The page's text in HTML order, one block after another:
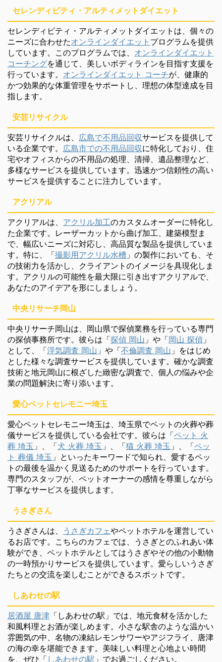
セレンディピティ・アルティメットダイエット
セレンディピティ・アルティメットダイエットは、個々の
ニーズに合わせたオンラインダイエット プログラムを提供
しています。このプログラムでは、 オンラインダイエット
コーチングを通じて、美しいボディラインを目指す支援を
行っています。 オンラインダイエット コーチが、健康的
かつ効果的な体重管理をサポートし、理想の体型達成を目
指します。
安芸リサイクル
安芸リサイクルは、 広島で不用品回収サービスを提供して
いる企業です。 広島市での不用品回収に特化しており、住
宅やオフィスからの不用品の処理、清掃、遺品整理など、
多様なサービスを提供しています。迅速かつ信頼性の高い
サービスを提供することに注力しています。
アクリアル
アクリアルは、 アクリル加工のカスタムオーダーに特化し
た企業です。レーザーカットから曲げ加工、建築模型ま
で、幅広いニーズに対応し、高品質な製品を提供していま
す。特に、「撮影用アクリル水槽 」の製作においても、そ
の技術力を活かし、クライアントのイメージを具現化しま
す。アクリルの可能性を最大限に引き出すアクリアルで、
あなたのアイデアを形にしましょう。
中央リサーチ岡山
中央リサーチ岡山は、岡山県で探偵業務を行っている専門
の探偵事務所です。彼らは「探偵 岡山 」や「岡山 探偵 」
として、「浮気調査 岡山 」や「不倫調査 岡山 」をはじめ
とした様々な調査サービスを提供しています。確かな調査
技術と地元岡山に根ざした緻密な調査で、個人の悩みや企
業の問題解決に寄り添います。
愛心ペットセレモニー埼玉
愛心ペットセレモニー埼玉は、埼玉県でペットの火葬や葬
儀サービスを提供している会社です。彼らは「ペット 火
葬 埼玉 」、「犬 火葬 埼玉 」、「猫 火葬 埼玉 」、「ペッ
ト 葬儀 埼玉 」といったキーワードで知られ、愛するペッ
トの最後を温かく見送るためのサポートを行っています。
専門のスタッフが、ペットオーナーの感情を尊重しながら
丁寧なサービスを提供します。
うさぎさん
うさぎさんは、 うさぎカフェやペットホテルを運営してい
るお店です。こちらのカフェでは、うさぎとのふれあい体
験ができ、ペットホテルとしてはうさぎやその他の小動物
の一時預かりサービスを提供しています。愛らしいうさぎ
たちとの交流を楽しむことができるスポットです。
しあわせの駅
居酒屋 唐津 「しあわせの駅」では、地元食材を活かした
和風料理とお酒が楽しめます。小さな駅舎のような温かい
雰囲気の中、名物の凍結レモンサワーやアジフライ、唐津
の海の幸を堪能できます。美味しい料理と心地よい時間
を、ぜひ「 しあわせの駅 」でお過ごしください。